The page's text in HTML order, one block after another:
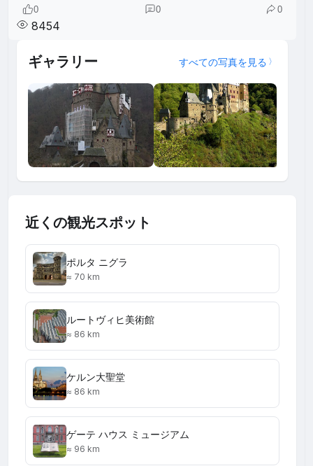
0 0 0
8454
ギャラリー すべての写真を見る
近くの観光スポット
ポルタ ニグラ
≈ 70 km
ルートヴィヒ美術館
≈ 86 km
ケルン大聖堂
≈ 86 km
ゲーテ ハウス ミュージアム
≈ 96 km